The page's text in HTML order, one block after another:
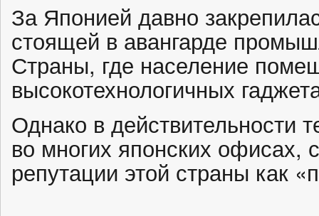
За Японией давно
стоящей в авангарде
Страны, где население
высокотехнологичных
Однако в действительности
во многих японских офисах,
репутации этой страны как